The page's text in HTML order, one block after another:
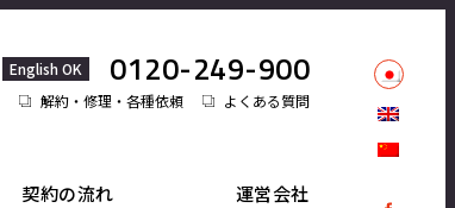
English OK 0120-249-900
解約・修理・各種依頼 よくある質問
契約の流れ 運営会社